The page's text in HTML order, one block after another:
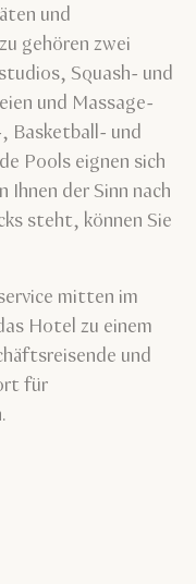
und
gehören zwei
Squash- und
und Massage-
Basketball- und
Pools eignen sich
Ihnen der Sinn nach
steht, können Sie
mitten im
Hotel zu einem
und
für